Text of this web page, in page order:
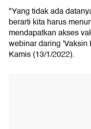
"Yang tidak ada
berarti kita harus
mendapatkan akses
webinar daring
Kamis (13/1/2022).